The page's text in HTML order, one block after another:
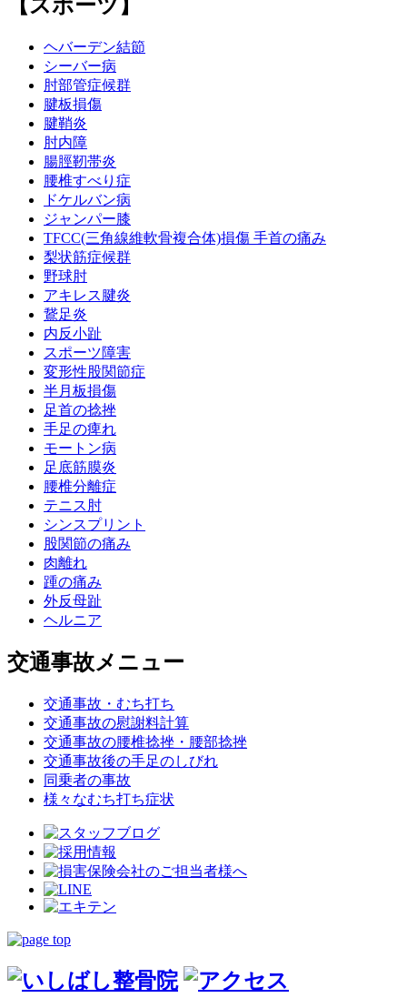
【スポーツ】
ヘバーデン結節
シーバー病
肘部管症候群
腱板損傷
腱鞘炎
肘内障
腸脛靭帯炎
腰椎すべり症
ドケルバン病
ジャンパー膝
TFCC(三角線維軟骨複合体)損傷 手首の痛み
梨状筋症候群
野球肘
アキレス腱炎
鵞足炎
内反小趾
スポーツ障害
変形性股関節症
半月板損傷
足首の捻挫
手足の痺れ
モートン病
足底筋膜炎
腰椎分離症
テニス肘
シンスプリント
股関節の痛み
肉離れ
踵の痛み
外反母趾
ヘルニア
交通事故メニュー
交通事故・むち打ち
交通事故の慰謝料計算
交通事故の腰椎捻挫・腰部捻挫
交通事故後の手足のしびれ
同乗者の事故
様々なむち打ち症状